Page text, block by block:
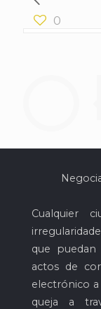
0
Cualquier
que
actos de
electrónico a
queja a